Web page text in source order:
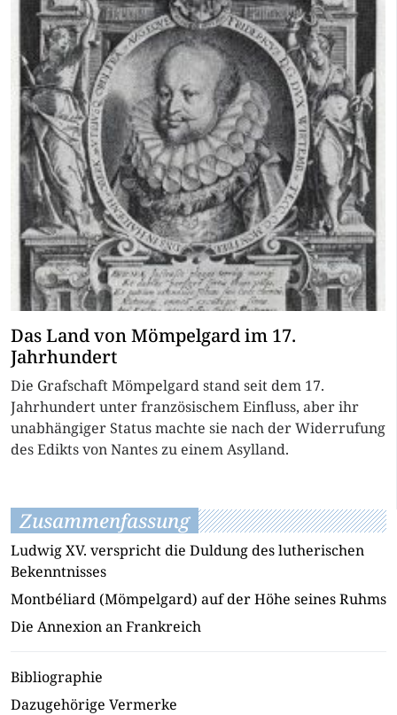
Das Land von Mömpelgard im 17.
Jahrhundert
Die Grafschaft Mömpelgard stand seit dem 17.
Jahrhundert unter französischem Einfluss, aber ihr
unabhängiger Status machte sie nach der Widerrufung
des Edikts von Nantes zu einem Asylland.
Zusammenfassung
Ludwig XV. verspricht die Duldung des lutherischen
Bekenntnisses
Montbéliard (Mömpelgard) auf der Höhe seines Ruhms
Die Annexion an Frankreich
Bibliographie
Dazugehörige Vermerke